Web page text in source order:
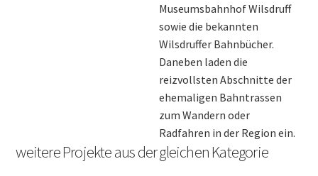
Museumsbahnhof Wilsdruff
sowie die bekannten
Wilsdruffer Bahnbücher.
Daneben laden die
reizvollsten Abschnitte der
ehemaligen Bahntrassen
zum Wandern oder
Radfahren in der Region ein.
weitere Projekte aus der gleichen Kategorie